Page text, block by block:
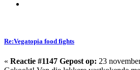
Re:Vegatopia food fights
« Reactie #1147 Gepost op: 23